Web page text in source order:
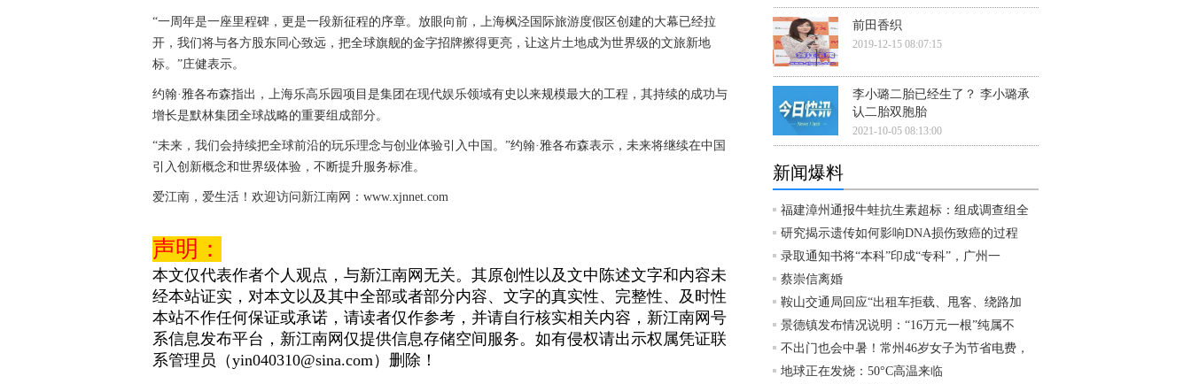
“一周年是一座里程碑，更是一段新征程的序章。放眼向前，上海枫泾国际旅游度假区创建的大幕已经拉
开，我们将与各方股东同心致远，把全球旗舰的金字招牌擦得更亮，让这片土地成为世界级的文旅新地
标。”庄健表示。
约翰·雅各布森指出，上海乐高乐园项目是集团在现代娱乐领域有史以来规模最大的工程，其持续的成功与
增长是默林集团全球战略的重要组成部分。
“未来，我们会持续把全球前沿的玩乐理念与创业体验引入中国。”约翰·雅各布森表示，未来将继续在中国
引入创新概念和世界级体验，不断提升服务标准。
爱江南，爱生活！欢迎访问新江南网：www.xjnnet.com
声明：
本文仅代表作者个人观点，与新江南网无关。其原创性以及文中陈述文字和内容未
经本站证实，对本文以及其中全部或者部分内容、文字的真实性、完整性、及时性
本站不作任何保证或承诺，请读者仅作参考，并请自行核实相关内容，新江南网号
系信息发布平台，新江南网仅提供信息存储空间服务。如有侵权请出示权属凭证联
系管理员（yin040310@sina.com）删除！
前田香织
2019-12-15 08:07:15
李小璐二胎已经生了？ 李小璐承
认二胎双胞胎
2021-10-05 08:13:00
新闻爆料
福建漳州通报牛蛙抗生素超标：组成调查组全
研究揭示遗传如何影响DNA损伤致癌的过程
录取通知书将“本科”印成“专科”，广州一
蔡崇信离婚
鞍山交通局回应“出租车拒载、甩客、绕路加
景德镇发布情况说明：“16万元一根”纯属不
不出门也会中暑！常州46岁女子为节省电费，
地球正在发烧：50°C高温来临